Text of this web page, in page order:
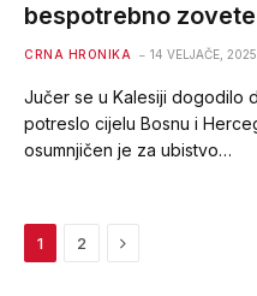
bespotrebno
CRNA HRONIKA 14 VELJAČE, 2025
Jučer se u Kalesiji dogodilo
potreslo cijelu Bosnu i
osumnjičen je za ubistvo…
1 2 Next